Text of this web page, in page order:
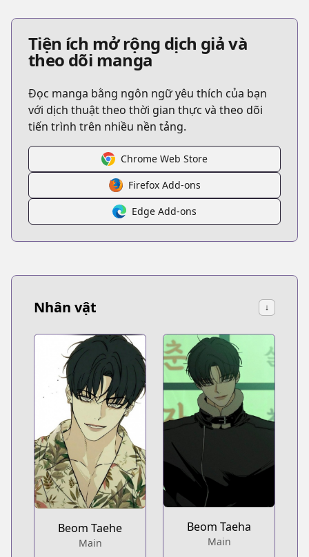
Tiện ích mở rộng dịch giả và
theo dõi manga
Đọc manga bằng ngôn ngữ yêu thích của bạn
với dịch thuật theo thời gian thực và theo dõi
tiến trình trên nhiều nền tảng.
Chrome Web Store
Firefox Add-ons
Edge Add-ons
Nhân vật ↓
Beom Taehe
Main
Beom Taeha
Main